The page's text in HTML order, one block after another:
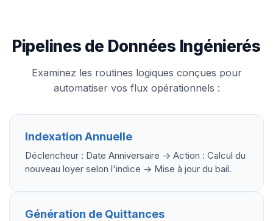
Pipelines de Données Ingénierés
Examinez les routines logiques conçues pour
automatiser vos flux opérationnels :
Indexation Annuelle
Déclencheur : Date Anniversaire -> Action : Calcul du
nouveau loyer selon l'indice -> Mise à jour du bail.
Génération de Quittances